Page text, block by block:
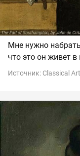
Мне нужно
что это он живет
Источник: Classical